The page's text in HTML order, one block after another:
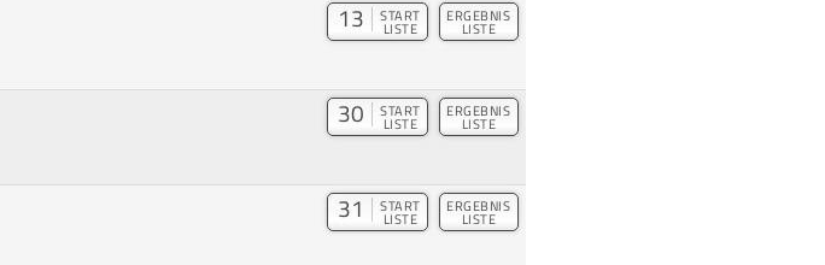
13 START
LISTE
ERGEBNIS
LISTE
30 START
LISTE
ERGEBNIS
LISTE
31 START
LISTE
ERGEBNIS
LISTE